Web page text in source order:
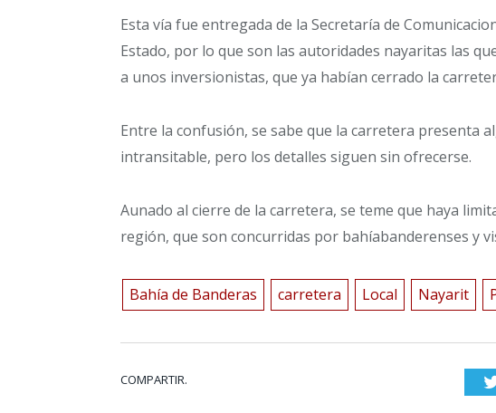
Esta vía fue entregada de la Secretaría de
Estado, por lo que son las autoridades nayaritas las
a unos inversionistas, que ya habían cerrado la
Entre la confusión, se sabe que la carretera presenta
intransitable, pero los detalles siguen sin ofrecerse.
Aunado al cierre de la carretera, se teme que haya
región, que son concurridas por bahíabanderenses y
Bahía de Banderas carretera Local Nayarit
COMPARTIR.